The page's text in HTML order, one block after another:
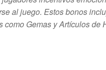
al juego. Estos bonos
como Gemas y Artículos de